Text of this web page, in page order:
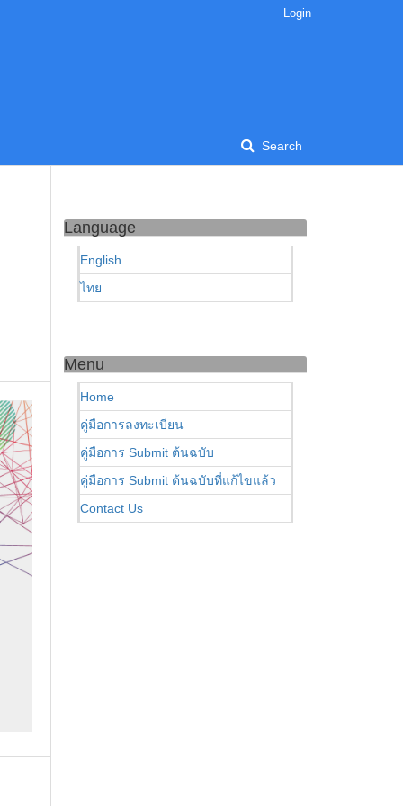
Search
Login
Language
English
ไทย
Menu
Home
คู่มือการลงทะเบียน
คู่มือการ Submit ต้นฉบับ
คู่มือการ Submit ต้นฉบับที่แก้ไขแล้ว
Contact Us